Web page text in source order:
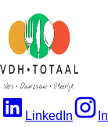
LinkedIn